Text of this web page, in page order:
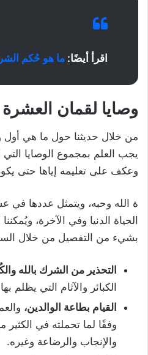
اقرأ أيضًا: ما هو حُكم
وصايا لقمان العشرة
من خلال حديثنا حول ما هي أول
يجب العلم بمجموع الوصايا التي
وعكف على تعليمه إياها حتى
ة الله وحبه، ويتمثل عددها في
الحياة الدنيا وفي الآخرة،
بشيء من التفصيل من خلال
التحذير من الشرك بالله
الكبائر والآثام التي يظلم
القيام بطاعة الوالدين،
وفقًا لما تحملته في
والإنجاب والرضاعة وغيره.